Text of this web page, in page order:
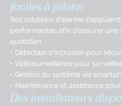
faciles à piloter
Nos solutions d’alarme
performantes afin d’assurer
quotidien :
• Détection d’intrusion pour
• Vidéosurveillance pour
• Gestion du système via
• Maintenance et assistance
Des installateurs